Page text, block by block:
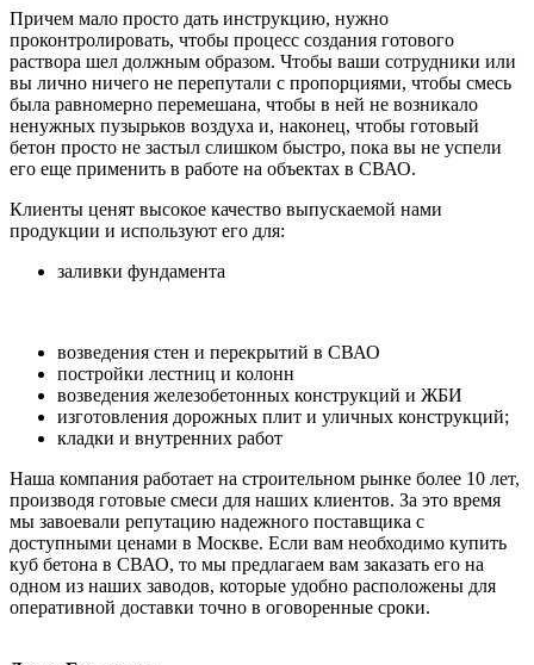
Причем мало просто дать инструкцию, нужно
проконтролировать, чтобы процесс создания готового
раствора шел должным образом. Чтобы ваши сотрудники или
вы лично ничего не перепутали с пропорциями, чтобы смесь
была равномерно перемешана, чтобы в ней не возникало
ненужных пузырьков воздуха и, наконец, чтобы готовый
бетон просто не застыл слишком быстро, пока вы не успели
его еще применить в работе на объектах в СВАО.
Клиенты ценят высокое качество выпускаемой нами
продукции и используют его для:
заливки фундамента
возведения стен и перекрытий в СВАО
постройки лестниц и колонн
возведения железобетонных конструкций и ЖБИ
изготовления дорожных плит и уличных конструкций;
кладки и внутренних работ
Наша компания работает на строительном рынке более 10 лет,
производя готовые смеси для наших клиентов. За это время
мы завоевали репутацию надежного поставщика с
доступными ценами в Москве. Если вам необходимо купить
куб бетона в СВАО, то мы предлагаем вам заказать его на
одном из наших заводов, которые удобно расположены для
оперативной доставки точно в оговоренные сроки.